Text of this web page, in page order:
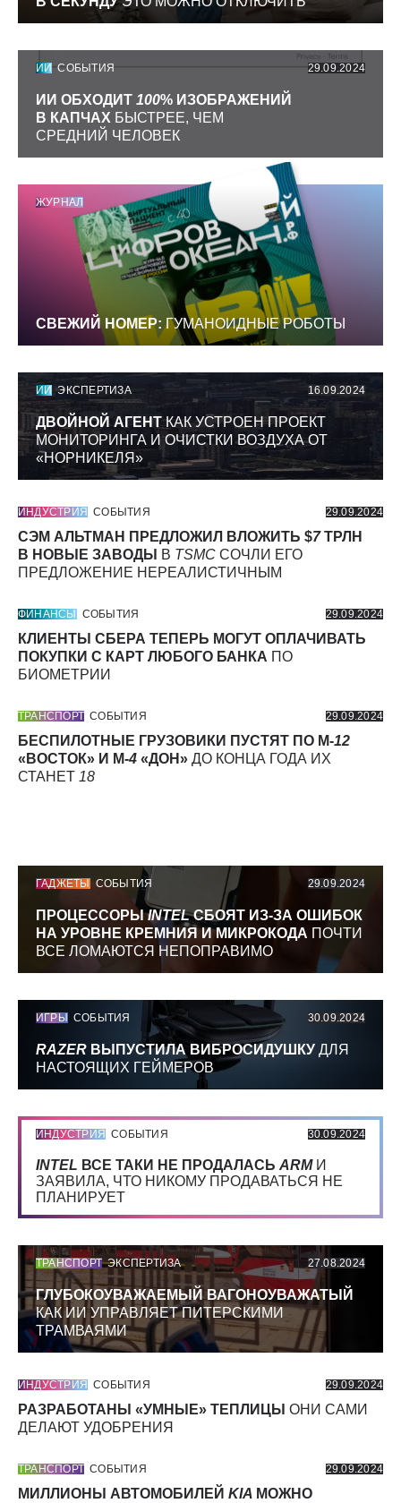
ИИ СОБЫТИЯ 29.09.2024
ИИ ОБХОДИТ 100% ИЗОБРАЖЕНИЙ
В КАПЧАХ БЫСТРЕЕ, ЧЕМ
СРЕДНИЙ ЧЕЛОВЕК
ЖУРНАЛ
СВЕЖИЙ НОМЕР: ГУМАНОИДНЫЕ РОБОТЫ
ИИ ЭКСПЕРТИЗА 16.09.2024
ДВОЙНОЙ АГЕНТКАК УСТРОЕН ПРОЕКТ
МОНИТОРИНГА И ОЧИСТКИ ВОЗДУХА ОТ
«НОРНИКЕЛЯ»
ИНДУСТРИЯ СОБЫТИЯ 29.09.2024
СЭМ АЛЬТМАН ПРЕДЛОЖИЛ ВЛОЖИТЬ $7ТРЛН
В НОВЫЕ ЗАВОДЫ
В TSMC СОЧЛИ ЕГО
ПРЕДЛОЖЕНИЕ НЕРЕАЛИСТИЧНЫМ
ФИНАНСЫ СОБЫТИЯ 29.09.2024
КЛИЕНТЫ СБЕРА ТЕПЕРЬ МОГУТ ОПЛАЧИВАТЬ
ПОКУПКИ С КАРТ ЛЮБОГО БАНКА ПО
БИОМЕТРИИ
ТРАНСПОРТ СОБЫТИЯ 29.09.2024
БЕСПИЛОТНЫЕ ГРУЗОВИКИ ПУСТЯТ ПО М-12
«ВОСТОК» И М-4 «ДОН» ДО КОНЦА ГОДА ИХ
СТАНЕТ 18
ГАДЖЕТЫ СОБЫТИЯ 29.09.2024
ПРОЦЕССОРЫINTELСБОЯТ ИЗ-ЗА ОШИБОК
НА УРОВНЕ КРЕМНИЯ И МИКРОКОДА ПОЧТИ
ВСЕ ЛОМАЮТСЯ НЕПОПРАВИМО
ИГРЫ СОБЫТИЯ 30.09.2024
RAZER ВЫПУСТИЛА ВИБРОСИДУШКУ ДЛЯ
НАСТОЯЩИХ ГЕЙМЕРОВ
ИНДУСТРИЯ СОБЫТИЯ 30.09.2024
INTEL ВСЕ ТАКИ НЕ ПРОДАЛАСЬ ARMИ
ЗАЯВИЛА, ЧТО НИКОМУ ПРОДАВАТЬСЯ НЕ
ПЛАНИРУЕТ
ТРАНСПОРТ ЭКСПЕРТИЗА 27.08.2024
ГЛУБОКОУВАЖАЕМЫЙ ВАГОНОУВАЖАТЫЙ
КАК ИИ УПРАВЛЯЕТ ПИТЕРСКИМИ
ТРАМВАЯМИ
ИНДУСТРИЯ СОБЫТИЯ 29.09.2024
РАЗРАБОТАНЫ «УМНЫЕ» ТЕПЛИЦЫ ОНИ САМИ
ДЕЛАЮТ УДОБРЕНИЯ
ТРАНСПОРТ СОБЫТИЯ 29.09.2024
МИЛЛИОНЫ АВТОМОБИЛЕЙ KIA МОЖНО